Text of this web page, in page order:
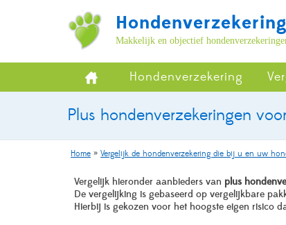
Makkelijk en objectief
Hondenverzekering
Plus hondenverzekeringen
Home » Vergelijk de hondenverzekering die bij u en uw
Vergelijk hieronder aanbieders van plus
De vergelijking is gebaseerd op vergelijkbare
Hierbij is gekozen voor het hoogste eigen risico